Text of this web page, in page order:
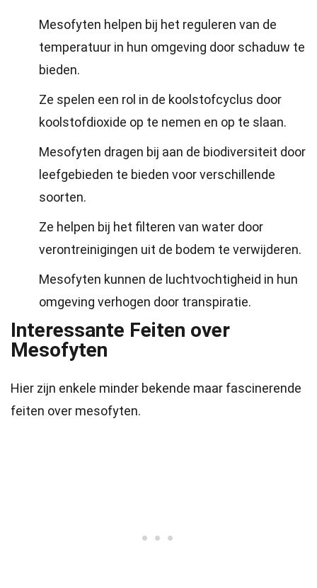
Mesofyten helpen bij het reguleren van de
temperatuur in hun omgeving door schaduw te
bieden.
Ze spelen een rol in de koolstofcyclus door
koolstofdioxide op te nemen en op te slaan.
Mesofyten dragen bij aan de biodiversiteit door
leefgebieden te bieden voor verschillende
soorten.
Ze helpen bij het filteren van water door
verontreinigingen uit de bodem te verwijderen.
Mesofyten kunnen de luchtvochtigheid in hun
omgeving verhogen door transpiratie.
Interessante Feiten over
Mesofyten
Hier zijn enkele minder bekende maar fascinerende
feiten over mesofyten.